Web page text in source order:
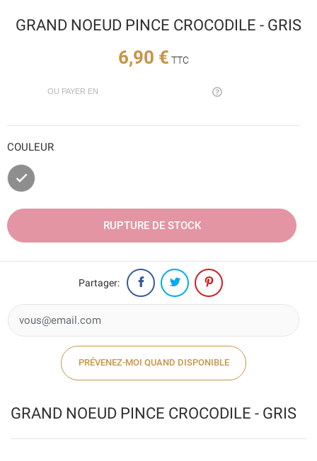
GRAND NOEUD PINCE CROCODILE - GRIS
GRAND NOEUD PINCE CROCODILE - GRIS
6,90 € TTC
OU PAYER EN
COULEUR
Gris
RUPTURE DE STOCK
Partager:
PRÉVENEZ-MOI QUAND DISPONIBLE